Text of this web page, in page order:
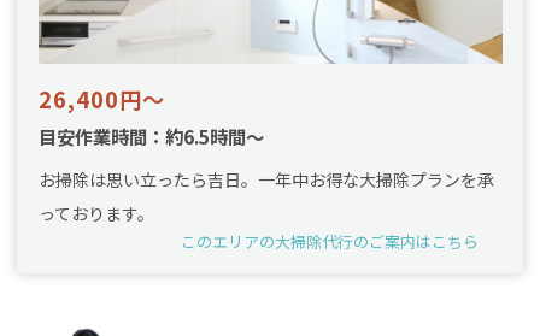
26,400円～
目安作業時間：約6.5時間～
お掃除は思い立ったら吉日。一年中お得な大掃除プランを承
っております。
このエリアの大掃除代行のご案内はこちら